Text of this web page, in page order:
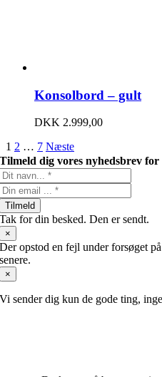
Konsolbord – gult
DKK 2.999,00
1 2 … 7 Næste
Tilmeld dig vores nyhedsbrev
Tilmeld
Tak for din besked. Den er sendt.
×
Der opstod en fejl under forsøget
senere.
×
Vi sender dig kun de gode ting,